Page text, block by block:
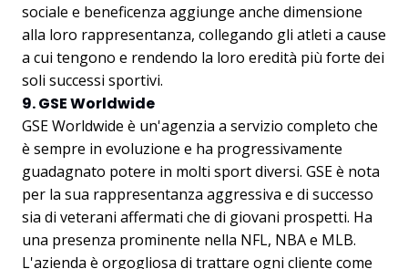
sociale e beneficenza aggiunge anche dimensione
alla loro rappresentanza, collegando gli atleti a cause
a cui tengono e rendendo la loro eredità più forte dei
soli successi sportivi.
9. GSE Worldwide
GSE Worldwide è un'agenzia a servizio completo che
è sempre in evoluzione e ha progressivamente
guadagnato potere in molti sport diversi. GSE è nota
per la sua rappresentanza aggressiva e di successo
sia di veterani affermati che di giovani prospetti. Ha
una presenza prominente nella NFL, NBA e MLB.
L'azienda è orgogliosa di trattare ogni cliente come